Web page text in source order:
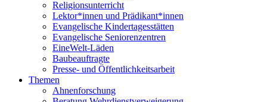
Religionsunterricht
Lektor*innen und Prädikant*innen
Evangelische Kindertagesstätten
Evangelische Seniorenzentren
EineWelt-Läden
Baubeauftragte
Presse- und Öffentlichkeitsarbeit
Themen
Ahnenforschung